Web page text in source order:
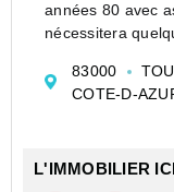
années 80 avec
nécessitera
salle d'eau avec
83000
COTE-D-
L'IMMOBILIER